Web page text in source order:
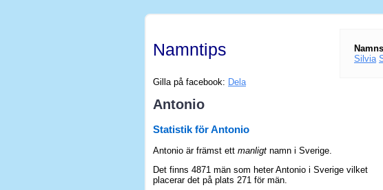
Namntips
Gilla på facebook: Dela
Silvia
Antonio
Statistik för Antonio
Antonio är främst ett manligt namn i Sverige.
Det finns 4871 män som heter Antonio i Sverige vilket
placerar det på plats 271 för män.